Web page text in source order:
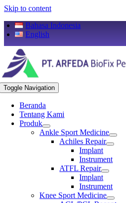
Skip to content
Bahasa Indonesia
English
Toggle Navigation
Beranda
Tentang Kami
Produk
Ankle Sport Medicine
Achiles Repair
Implant
Instrument
ATFL Repair
Implant
Instrument
Knee Sport Medicine